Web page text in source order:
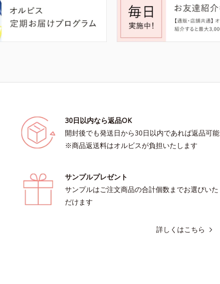
30日以内なら返品OK
開封後でも発送日から30日以内であれば返品可能
※商品返送料はオルビスが負担いたします
サンプルプレゼント
サンプルはご注文商品の合計個数までお選びいた
だけます
詳しくはこちら